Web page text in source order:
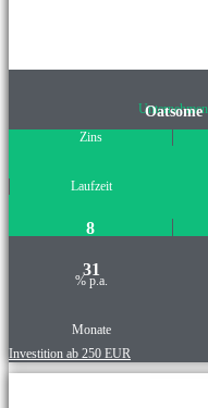
Unternehmen
Oatsome
Zins
Laufzeit
8
31
% p.a.
Monate
Investition ab 250 EUR